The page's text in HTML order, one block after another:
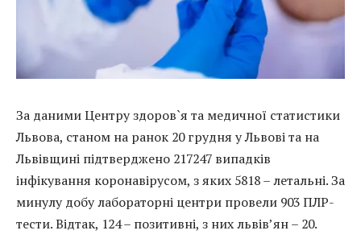
За даними Центру здоров`я та медичної статистики
Львова, станом на ранок 20 грудня у Львові та на
Львівщині підтверджено 217247 випадків
інфікування коронавірусом, з яких 5818 – летальні. За
минулу добу лабораторні центри провели 903 ПЛР-
тести. Відтак, 124 – позитивні, з них львів’ян – 20.